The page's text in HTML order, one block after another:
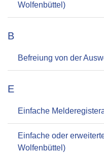
Wolfenbüttel)
B
Befreiung von der
E
Einfache
Einfache oder
Wolfenbüttel)